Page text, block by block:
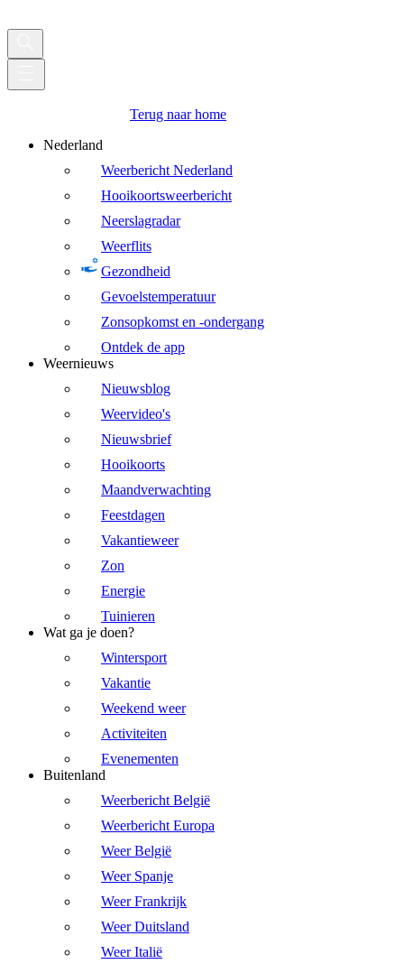
Terug naar home
Nederland
Weerbericht Nederland
Hooikoortsweerbericht
Neerslagradar
Weerflits
Gezondheid
Gevoelstemperatuur
Zonsopkomst en -ondergang
Ontdek de app
Weernieuws
Nieuwsblog
Weervideo's
Nieuwsbrief
Hooikoorts
Maandverwachting
Feestdagen
Vakantieweer
Zon
Energie
Tuinieren
Wat ga je doen?
Wintersport
Vakantie
Weekend weer
Activiteiten
Evenementen
Buitenland
Weerbericht België
Weerbericht Europa
Weer België
Weer Spanje
Weer Frankrijk
Weer Duitsland
Weer Italië